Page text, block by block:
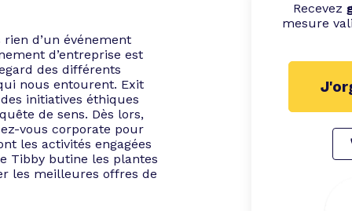
rien d’un événement
d’entreprise est
des différents
nous entourent. Exit
initiatives éthiques
de sens. Dès lors,
vous corporate pour
les activités engagées
Tibby butine les plantes
les meilleures offres de
Recevez
mesure